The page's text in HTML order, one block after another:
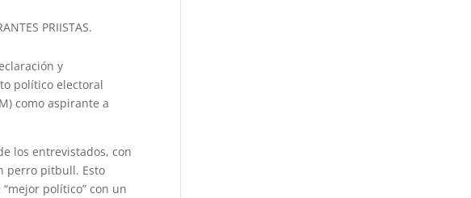
PRIISTAS.
y
político electoral
como aspirante a
los entrevistados, con
perro pitbull. Esto
político” con un